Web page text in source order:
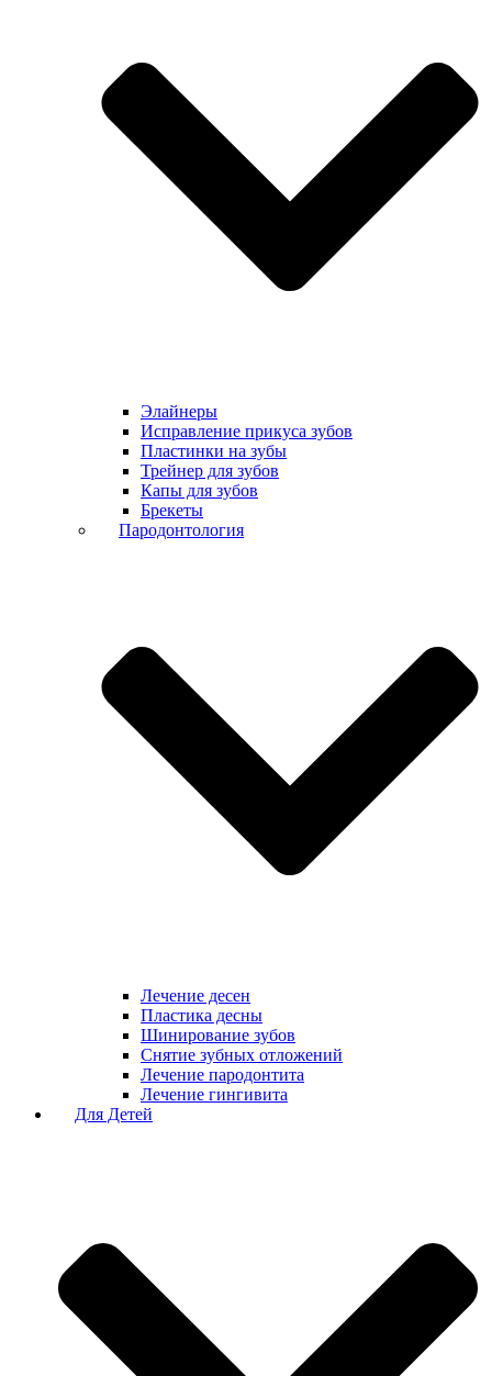
Элайнеры
Исправление прикуса зубов
Пластинки на зубы
Трейнер для зубов
Капы для зубов
Брекеты
Пародонтология
Лечение десен
Пластика десны
Шинирование зубов
Снятие зубных отложений
Лечение пародонтита
Лечение гингивита
Для Детей